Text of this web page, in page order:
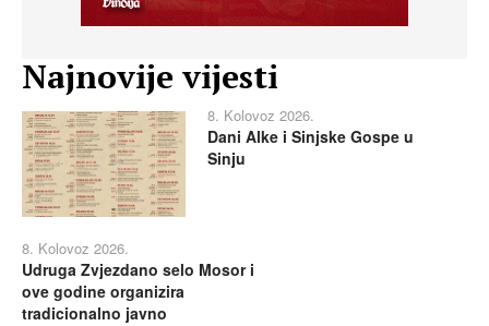
Najnovije vijesti
8. Kolovoz 2026.
Dani Alke i Sinjske Gospe u
Sinju
8. Kolovoz 2026.
Udruga Zvjezdano selo Mosor i
ove godine organizira
tradicionalno javno